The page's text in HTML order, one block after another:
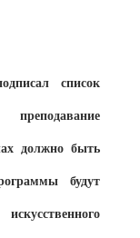
список
должно быть
будут